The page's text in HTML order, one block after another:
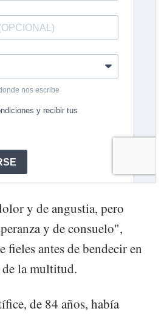
y de angustia, pero
y de consuelo",
fieles antes de bendecir en
la multitud.
de 84 años, había